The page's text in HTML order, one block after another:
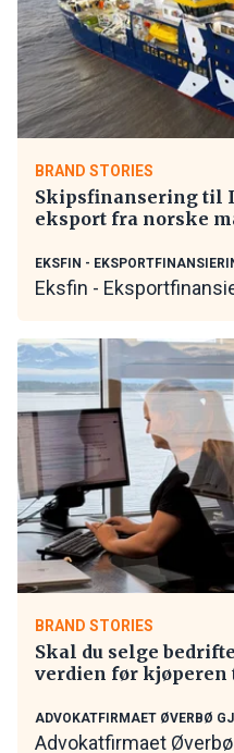
BRAND STORIES
Skipsfinansering til
eksport fra norske
EKSFIN -
Eksfin -
BRAND STORIES
Skal du selge
verdien før
ADVOKATFIRMAET ØVERBØ
Advokatfirmaet